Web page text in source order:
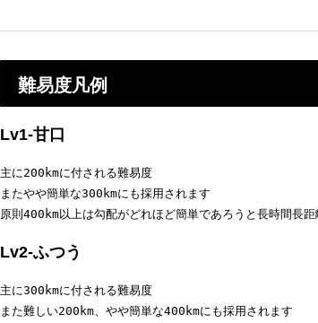
難易度凡例
Lv1-甘口
主に200kmに付される難易度
またやや簡単な300kmにも採用されます
原則400km以上は勾配がどれほど簡単であろうと長時間長
Lv2-ふつう
主に300kmに付される難易度
また難しい200km、やや簡単な400kmにも採用されます